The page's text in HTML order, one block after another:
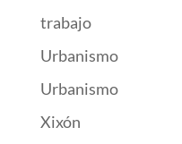
trabajo
Urbanismo
Urbanismo
Xixón